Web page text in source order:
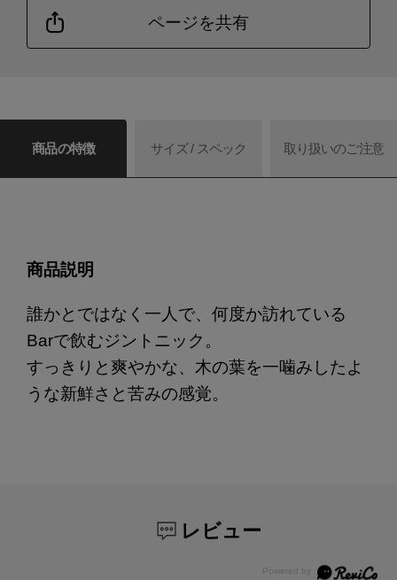
ページを共有
商品の特徴 サイズ / スペック 取り扱いのご注意
商品説明
誰かとではなく一人で、何度か訪れている
Barで飲むジントニック。
すっきりと爽やかな、木の葉を一噛みしたよ
うな新鮮さと苦みの感覚。
レビュー